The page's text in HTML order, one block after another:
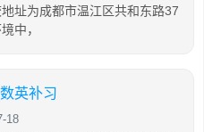
址为成都市温江区共和东路37
中，
英补习
18